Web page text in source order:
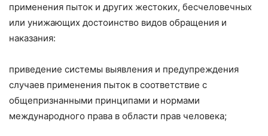
применения пыток и других жестоких, бесчеловечных
или унижающих достоинство видов обращения и
наказания:
приведение системы выявления и предупреждения
случаев применения пыток в соответствие с
общепризнанными принципами и нормами
международного права в области прав человека;